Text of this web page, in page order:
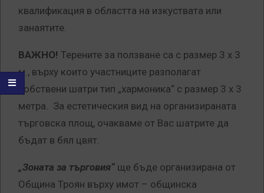
квалификация в областта на изкуствата или
занаятите.
ВАЖНО! Терените за ползване са с размер 3 х 3
м., върху които участниците разполагат
собствени шатри тип „хармоника“ с размер 3 х 3
метра. За естетическия вид на организираната
търговска площ, очакваме от Вас шатрите да
бъдат в бял цвят.
„Зоната за търговия“ ще бъде организирана от
Община Троян върху имот – общинска